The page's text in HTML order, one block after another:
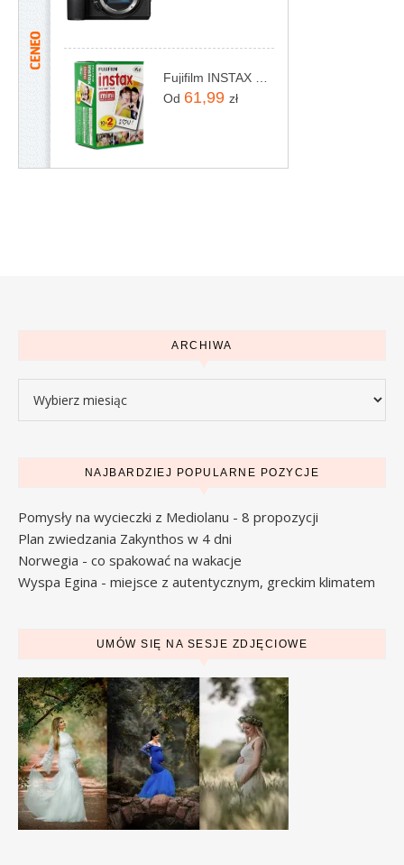
Od 61,99 zł
ARCHIWA
NAJBARDZIEJ POPULARNE POZYCJE
Pomysły na wycieczki z Mediolanu - 8 propozycji
Plan zwiedzania Zakynthos w 4 dni
Norwegia - co spakować na wakacje
Wyspa Egina - miejsce z autentycznym, greckim klimatem
UMÓW SIĘ NA SESJE ZDJĘCIOWE